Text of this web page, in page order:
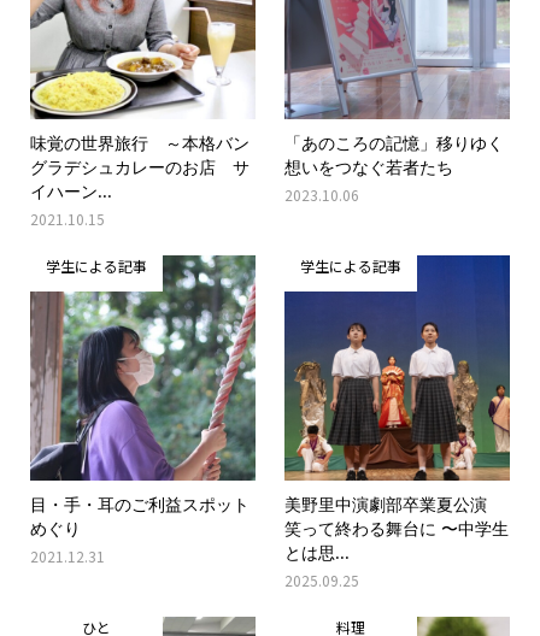
味覚の世界旅行 ～本格バン
グラデシュカレーのお店 サ
イハーン...
2021.10.15
「あのころの記憶」移りゆく
想いをつなぐ若者たち
2023.10.06
学生による記事
目・手・耳のご利益スポット
めぐり
2021.12.31
学生による記事
美野里中演劇部卒業夏公演
笑って終わる舞台に 〜中学生
とは思...
2025.09.25
ひと 料理